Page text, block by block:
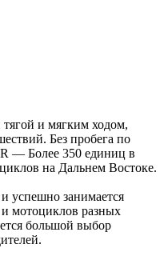
и мягким ходом,
Без пробега по
— Более 350 единиц в
на Дальнем Востоке.
успешно занимается
мотоциклов разных
большой выбор